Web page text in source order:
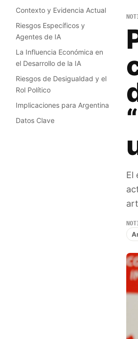
Contexto y Evidencia Actual
Riesgos Específicos y
Agentes de IA
La Influencia Económica en
el Desarrollo de la IA
Riesgos de Desigualdad y el
Rol Político
Implicaciones para Argentina
Datos Clave
El